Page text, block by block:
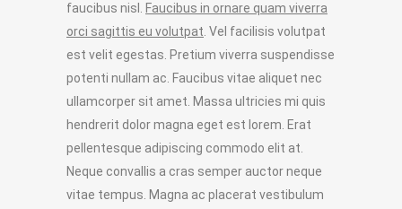
faucibus nisl.
Faucibus in ornare quam viverra
orci sagittis eu volutpat . Vel facilisis volutpat
est velit egestas. Pretium viverra suspendisse
potenti nullam ac. Faucibus vitae aliquet nec
ullamcorper sit amet. Massa ultricies mi quis
hendrerit dolor magna eget est lorem. Erat
pellentesque adipiscing commodo elit at.
Neque convallis a cras semper auctor neque
vitae tempus. Magna ac placerat vestibulum